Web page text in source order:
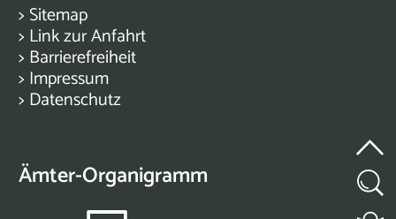
> Sitemap
> Link zur Anfahrt
> Barrierefreiheit
> Impressum
> Datenschutz
Ämter-Organigramm